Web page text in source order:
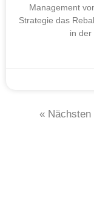
Management
Strategie das
in der
« Nächsten